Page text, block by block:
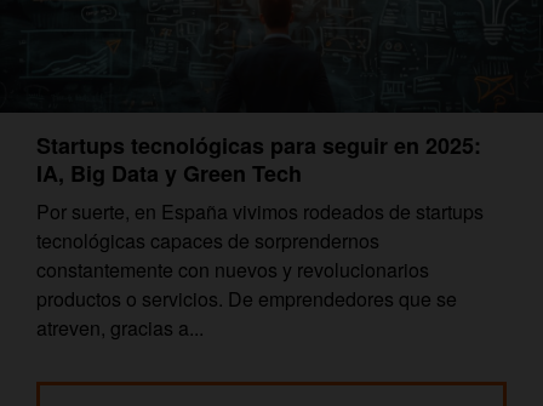
Startups tecnológicas para seguir en 2025:
IA, Big Data y Green Tech
Por suerte, en España vivimos rodeados de startups
tecnológicas capaces de sorprendernos
constantemente con nuevos y revolucionarios
productos o servicios. De emprendedores que se
atreven, gracias a...